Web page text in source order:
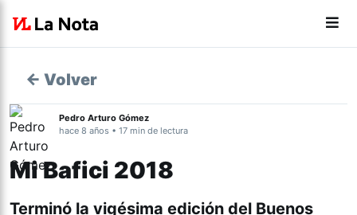
← Volver
Pedro Arturo Gómez
hace 8 años • 17 min de lectura
Mi Bafici 2018
Terminó la vigésima edición del Buenos